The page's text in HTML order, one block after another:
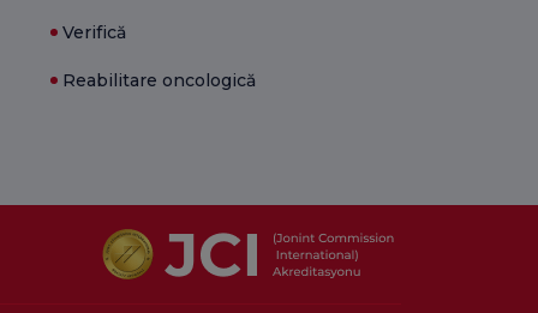
Verifică
Reabilitare oncologică